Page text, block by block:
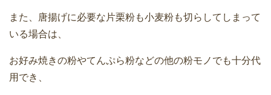
また、唐揚げに必要な片栗粉も小麦粉も切らしてしまって
いる場合は、
お好み焼きの粉やてんぷら粉などの他の粉モノでも十分代
用でき、